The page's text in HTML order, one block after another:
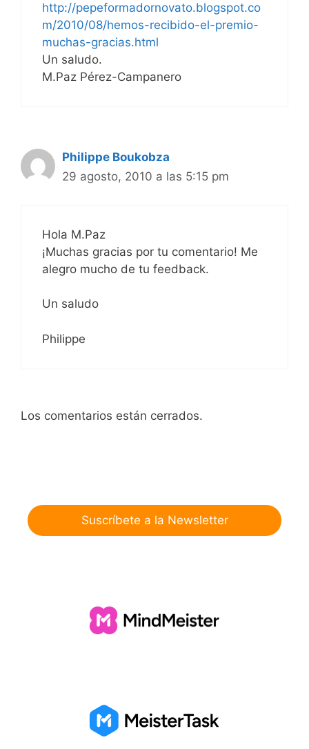
http://pepeformadornovato.blogspot.co
m/2010/08/hemos-recibido-el-premio-
muchas-gracias.html
Un saludo.
M.Paz Pérez-Campanero
Philippe Boukobza
29 agosto, 2010 a las 5:15 pm
Hola M.Paz
¡Muchas gracias por tu comentario! Me
alegro mucho de tu feedback.
Un saludo
Philippe
Los comentarios están cerrados.
Suscríbete a la Newsletter